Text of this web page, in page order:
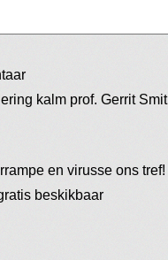
kalm prof. Gerrit Smit
en virusse ons tref!
beskikbaar